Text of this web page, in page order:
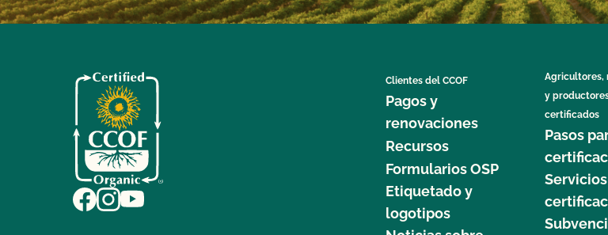
Clientes del CCOF
Pagos y
renovaciones
Recursos
Formularios OSP
Etiquetado y
logotipos
Agricultores,
y
certificados
Pasos